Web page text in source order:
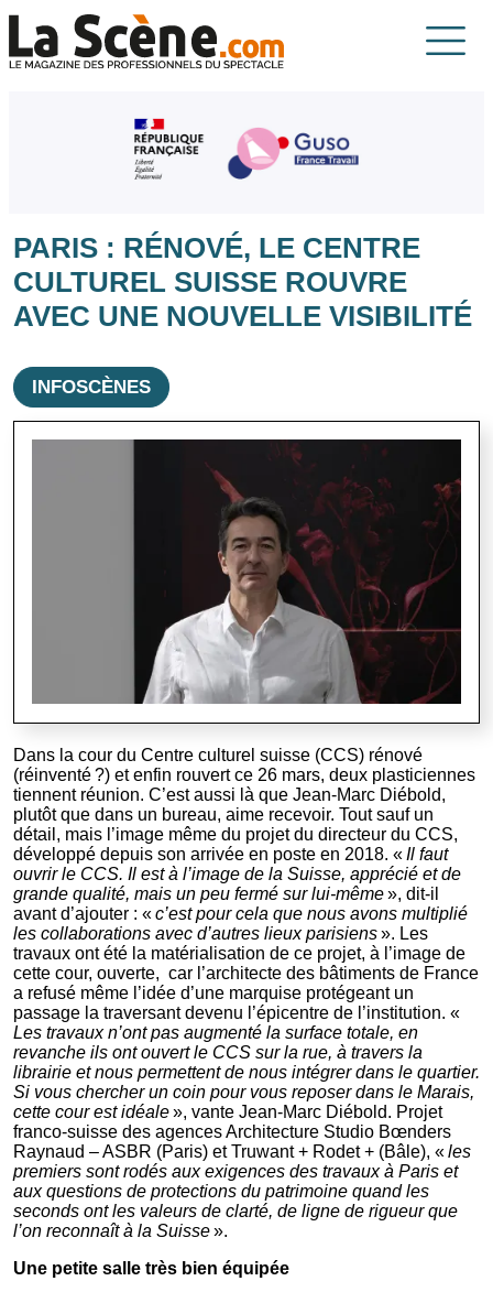
PARIS : RÉNOVÉ, LE CENTRE
CULTUREL SUISSE ROUVRE
AVEC UNE NOUVELLE VISIBILITÉ
INFOSCÈNES
Dans la cour du Centre culturel suisse (CCS) rénové
(réinventé ?) et enfin rouvert ce 26 mars, deux plasticiennes
tiennent réunion. C’est aussi là que Jean-Marc Diébold,
plutôt que dans un bureau, aime recevoir. Tout sauf un
détail, mais l’image même du projet du directeur du CCS,
développé depuis son arrivée en poste en 2018. «Il faut
ouvrir le CCS. Il est à l’image de la Suisse, apprécié et de
grande qualité, mais un peu fermé sur lui-même», dit-il
avant d’ajouter : «c’est pour cela que nous avons multiplié
les collaborations avec d’autres lieux parisiens». Les
travaux ont été la matérialisation de ce projet, à l’image de
cette cour, ouverte, car l’architecte des bâtiments de France
a refusé même l’idée d’une marquise protégeant un
passage la traversant devenu l’épicentre de l’institution. «
Les travaux n’ont pas augmenté la surface totale, en
revanche ils ont ouvert le CCS sur la rue, à travers la
librairie et nous permettent de nous intégrer dans le quartier.
Si vous chercher un coin pour vous reposer dans le Marais,
cette cour est idéale», vante Jean-Marc Diébold. Projet
franco-suisse des agences Architecture Studio Bœnders
Raynaud – ASBR (Paris) et Truwant + Rodet + (Bâle), «les
premiers sont rodés aux exigences des travaux à Paris et
aux questions de protections du patrimoine quand les
seconds ont les valeurs de clarté, de ligne de rigueur que
l’on reconnaît à la Suisse».
Une petite salle très bien équipée